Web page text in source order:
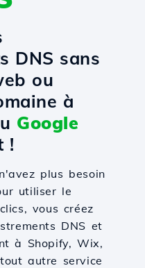
DNS sans
ou
à
Google
!
plus besoin
utiliser le
vous créez
DNS et
à Shopify, Wix,
autre service